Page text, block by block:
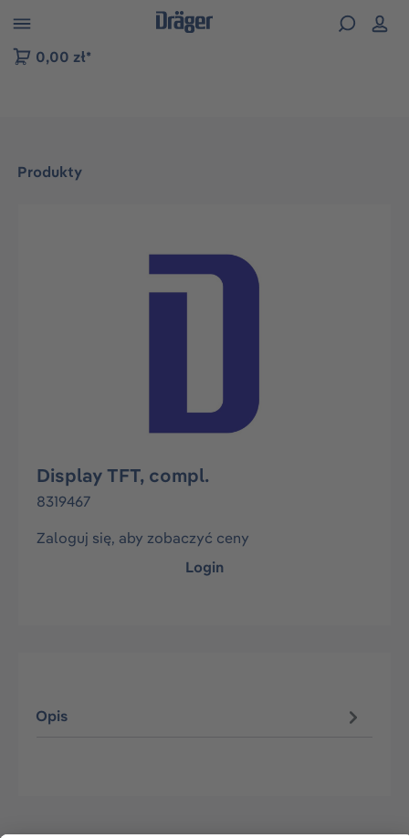
do nawigacji na platformie B2B
0,00 zł*
Produkty
Pomiń galerię zdjęć
Display TFT, compl.
8319467
Zaloguj się, aby zobaczyć ceny
Login
Opis